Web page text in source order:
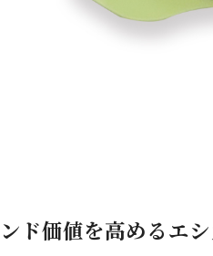
ド価値を高めるエ